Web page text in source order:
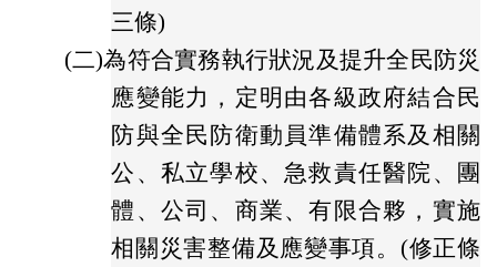
三條)
(二)為符合實務執行狀況及提升全民防災
應變能力，定明由各級政府結合民
防與全民防衛動員準備體系及相關
公、私立學校、急救責任醫院、團
體、公司、商業、有限合夥，實施
相關災害整備及應變事項。(修正條